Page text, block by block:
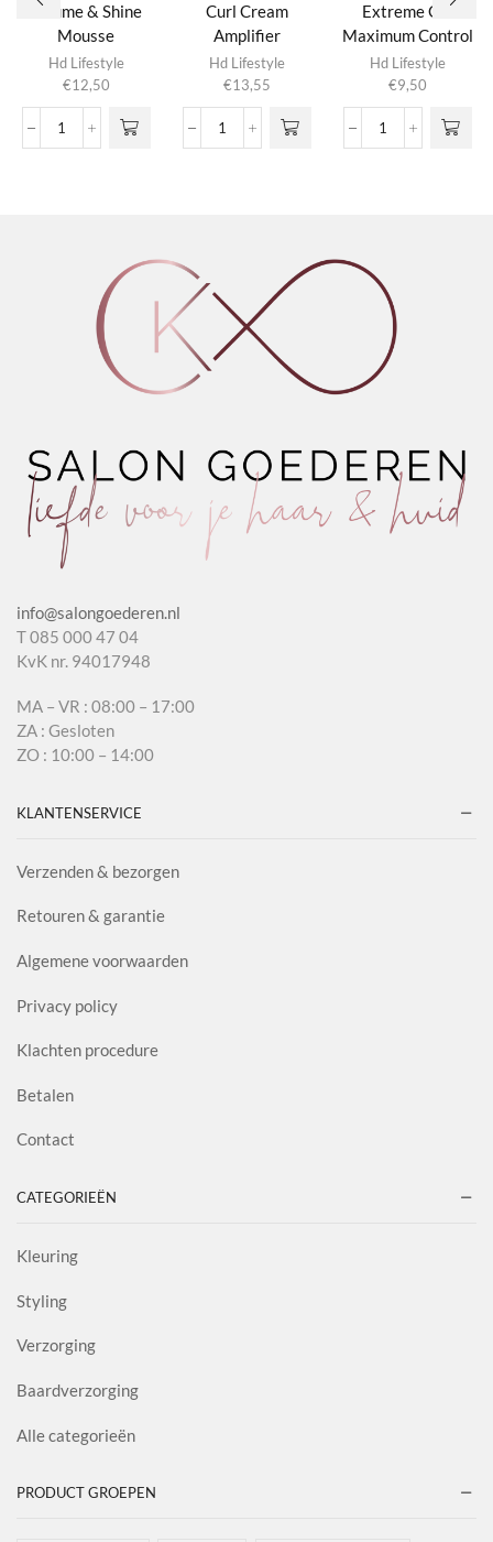
Volume & Shine
Mousse
Hd Lifestyle
€12,50
Volume
Curl Cream
Amplifier
Hd Lifestyle
€13,55
Curl
Extreme Gel
Maximum Control
Hd Lifestyle
€9,50
Extreme
info@salongoederen.nl
T 085 000 47 04
KvK nr. 94017948
MA – VR : 08:00 – 17:00
ZA : Gesloten
ZO : 10:00 – 14:00
KLANTENSERVICE
Verzenden & bezorgen
Retouren & garantie
Algemene voorwaarden
Privacy policy
Klachten procedure
Betalen
Contact
CATEGORIEËN
Kleuring
Styling
Verzorging
Baardverzorging
Alle categorieën
PRODUCT GROEPEN